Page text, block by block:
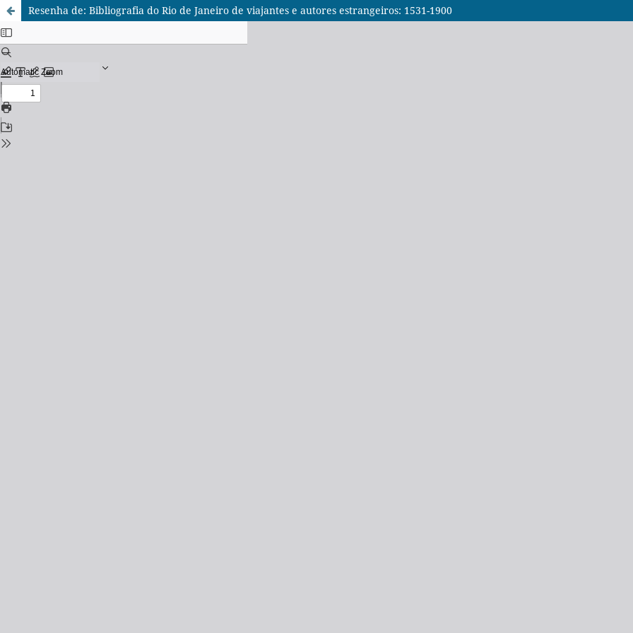
Resenha de: Bibliografia do Rio de Janeiro de viajantes e autores estrangeiros: 1531-1900